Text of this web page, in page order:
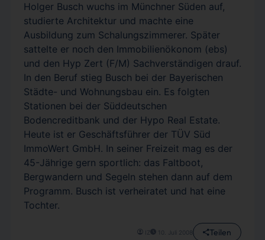
Holger Busch wuchs im Münchner Süden auf,
studierte Architektur und machte eine
Ausbildung zum Schalungszimmerer. Später
sattelte er noch den Immobilienökonom (ebs)
und den Hyp Zert (F/M) Sachverständigen drauf.
In den Beruf stieg Busch bei der Bayerischen
Städte- und Wohnungsbau ein. Es folgten
Stationen bei der Süddeutschen
Bodencreditbank und der Hypo Real Estate.
Heute ist er Geschäftsführer der TÜV Süd
ImmoWert GmbH. In seiner Freizeit mag es der
45-Jährige gern sportlich: das Faltboot,
Bergwandern und Segeln stehen dann auf dem
Programm. Busch ist verheiratet und hat eine
Tochter.
10. Juli 2008 Teilen